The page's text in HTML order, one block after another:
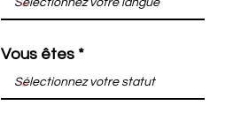
Vous êtes